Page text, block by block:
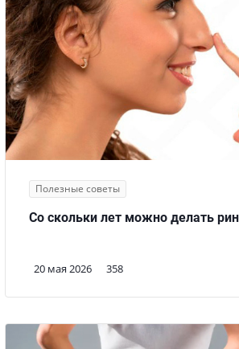
Полезные советы
20 мая 2026 358
Со скольки лет можно делать